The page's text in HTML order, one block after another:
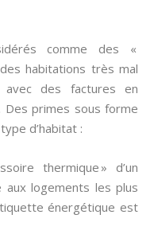
comme des «
habitations très mal
avec des factures en
Des primes sous forme
d’habitat :
thermique » d’un
logements les plus
énergétique est